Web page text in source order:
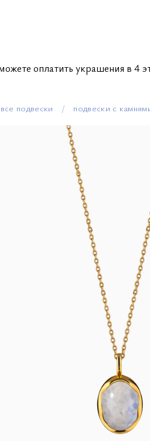
вы можете оплатить украшения
все подвески подвески с